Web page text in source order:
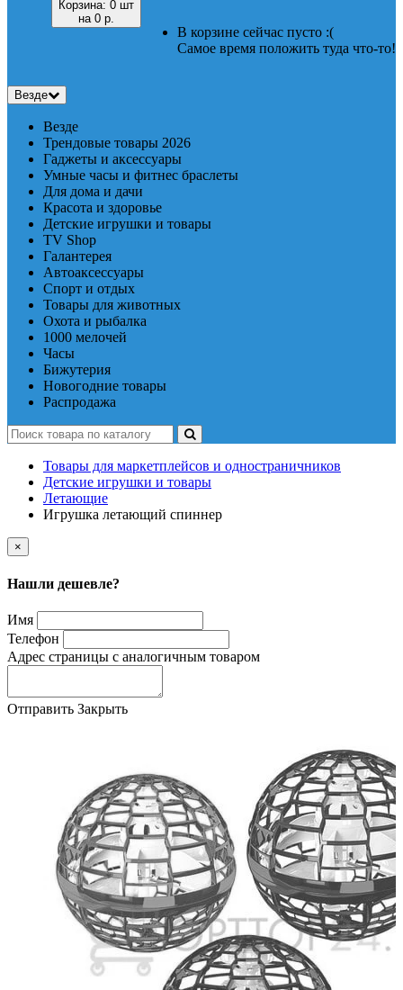
Корзина: 0 шт
на 0 р.
В корзине сейчас пусто :(
Самое время положить туда что-то!
Везде
Везде
Трендовые товары 2026
Гаджеты и аксессуары
Умные часы и фитнес браслеты
Для дома и дачи
Красота и здоровье
Детские игрушки и товары
TV Shop
Галантерея
Автоаксессуары
Спорт и отдых
Товары для животных
Охота и рыбалка
1000 мелочей
Часы
Бижутерия
Новогодние товары
Распродажа
Товары для маркетплейсов и одностраничников
Детские игрушки и товары
Летающие
Игрушка летающий спиннер
×
Нашли дешевле?
Имя
Телефон
Адрес страницы с аналогичным товаром
Отправить Закрыть